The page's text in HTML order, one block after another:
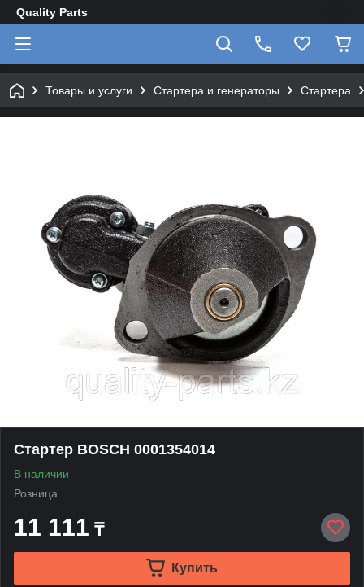
Quality Parts
Товары и услуги Стартера и генераторы Стартера
Стартер BOSCH 0001354014
В наличии
Розница
11 111 ₸
Купить